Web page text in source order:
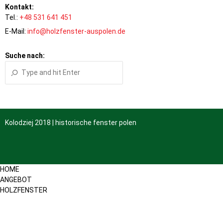
Kontakt:
Tel.: +48 531 641 451
E-Mail: info@holzfenster-auspolen.de
Suche nach:
Kolodziej 2018 | historische fenster polen
HOME
ANGEBOT
HOLZFENSTER